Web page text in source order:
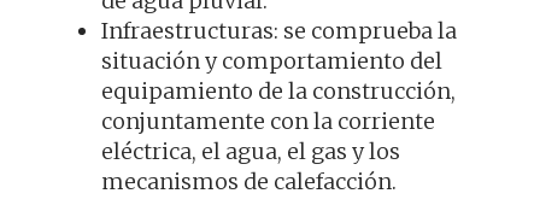
Infraestructuras: se comprueba la
situación y comportamiento del
equipamiento de la construcción,
conjuntamente con la corriente
eléctrica, el agua, el gas y los
mecanismos de calefacción.